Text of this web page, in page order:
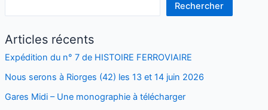
Rechercher
Articles récents
Expédition du n° 7 de HISTOIRE FERROVIAIRE
Nous serons à Riorges (42) les 13 et 14 juin 2026
Gares Midi – Une monographie à télécharger